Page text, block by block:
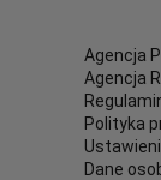
Agencja
Agencja
Polityka
Dane